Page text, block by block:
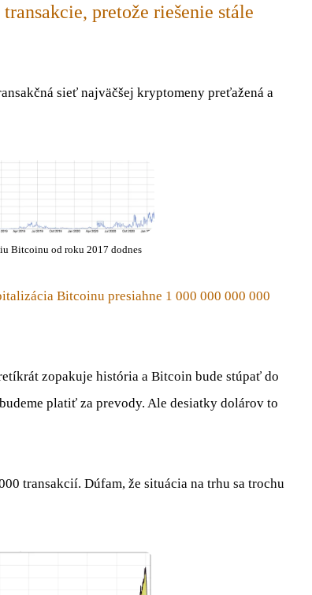
pretože riešenie stále
sieť najväčšej kryptomeny preťažená a
Bitcoinu od roku 2017 dodnes
Bitcoinu presiahne 1 000 000 000 000
zopakuje história a Bitcoin bude stúpať do
platiť za prevody. Ale desiatky dolárov to
transakcií. Dúfam, že situácia na trhu sa trochu